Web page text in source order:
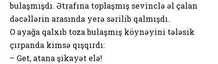
bulaşmışdı. Ətrafına toplaşmış sevinclə əl çalan
dəcəllərin arasında yerə sərilib qalmışdı.
O ayağa qalxıb toza bulaşmış köynəyini tələsik
çırpanda kimsə qışqırdı:
– Get, atana şikayət elə!